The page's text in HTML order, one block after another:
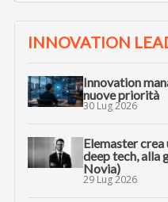
INNOVATION
Innovation
nuove priorità
30 Lug 2026
Elemaster
deep tech, alla
Novia)
29 Lug 2026